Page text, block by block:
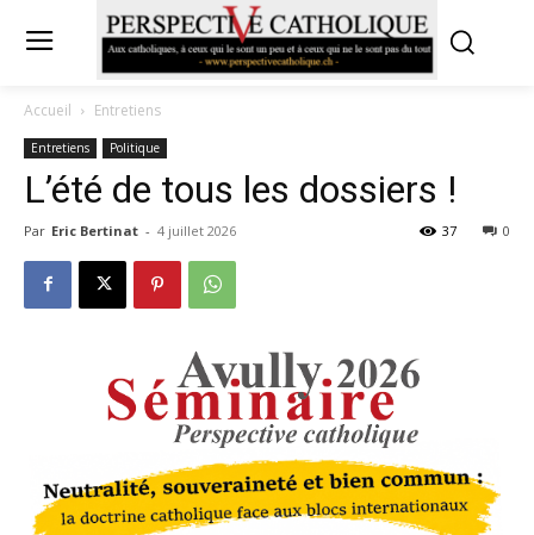
Accueil Entretiens
Entretiens Politique
L’été de tous les dossiers !
Par Eric Bertinat - 4 juillet 2026 0
37